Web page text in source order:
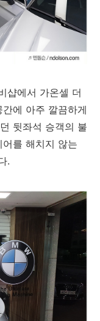
샵에서 가온셀 더
에 아주 깔끔하게
뒷좌석 승객의 불
를 해치지 않는
.